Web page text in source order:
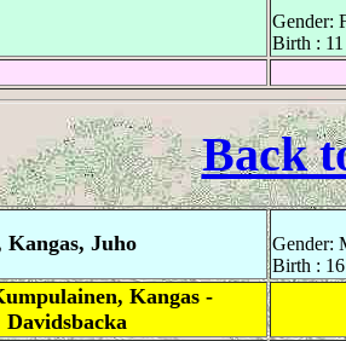
Gender:
Birth :
Back
Juho
Gender:
Birth :
Kangas -
Davidsbacka